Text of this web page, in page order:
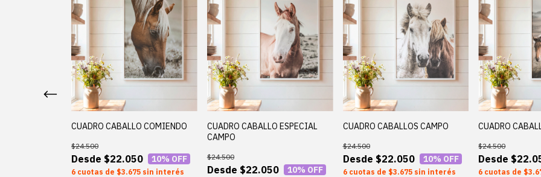
CUADRO CABALLO COMIENDO
$22.050
$24.500
10% OFF
6 $3.675 sin interés
CUADRO CABALLO ESPECIAL
CAMPO
$22.050
$24.500
10% OFF
CUADRO CABALLOS CAMPO
$22.050
$24.500
10% OFF
6 $3.675 sin interés
CUADRO
$24.500
6